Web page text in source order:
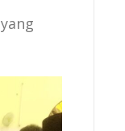
yang